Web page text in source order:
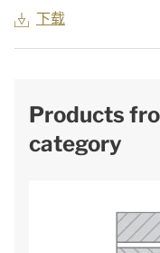
下载
Products
category